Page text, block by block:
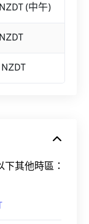
(中午)
其他時區：